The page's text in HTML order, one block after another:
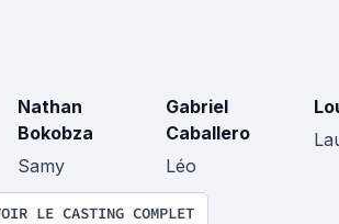
Nathan
Bokobza
Samy
Gabriel
Caballero
Léo
LE CASTING COMPLET